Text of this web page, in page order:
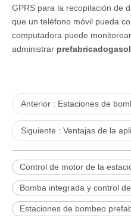
GPRS para la recopilación de
que un teléfono móvil pueda
computadora puede
administrar prefabricado
Anterior : Estaciones de bombeo prefabricadas El exportador
Siguiente : Ventajas de la aplicación y ámbito
Control de motor de la
Bomba integrada y control de
Estaciones de bombeo